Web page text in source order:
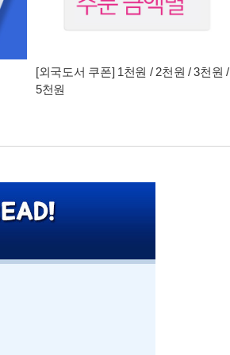
[외국도서 쿠폰] 1천원 / 2천원 / 3천원 /
5천원